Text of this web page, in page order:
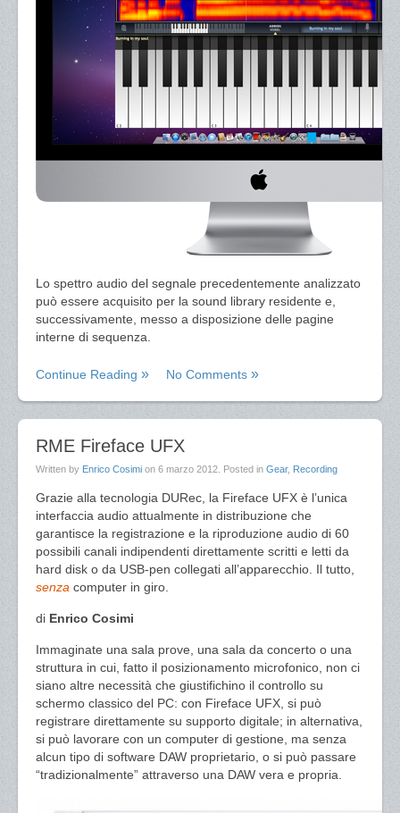
Lo spettro audio del segnale precedentemente analizzato
può essere acquisito per la sound library residente e,
successivamente, messo a disposizione delle pagine
interne di sequenza.
Continue Reading No Comments
RME Fireface UFX
Written by Enrico Cosimi on 6 marzo 2012 . Posted in Gear, Recording
Grazie alla tecnologia DURec, la Fireface UFX è l’unica
interfaccia audio attualmente in distribuzione che
garantisce la registrazione e la riproduzione audio di 60
possibili canali indipendenti direttamente scritti e letti da
hard disk o da USB-pen collegati all’apparecchio. Il tutto,
senza computer in giro.
di Enrico Cosimi
Immaginate una sala prove, una sala da concerto o una
struttura in cui, fatto il posizionamento microfonico, non ci
siano altre necessità che giustifichino il controllo su
schermo classico del PC: con Fireface UFX, si può
registrare direttamente su supporto digitale; in alternativa,
si può lavorare con un computer di gestione, ma senza
alcun tipo di software DAW proprietario, o si può passare
“tradizionalmente” attraverso una DAW vera e propria.